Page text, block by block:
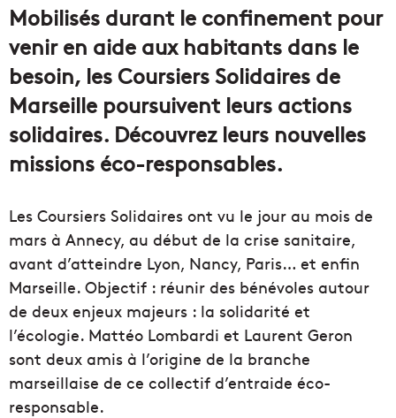
Mobilisés durant le confinement pour
venir en aide aux habitants dans le
besoin, les Coursiers Solidaires de
Marseille poursuivent leurs actions
solidaires. Découvrez leurs nouvelles
missions éco-responsables.
Les Coursiers Solidaires ont vu le jour au mois de
mars à Annecy, au début de la crise sanitaire,
avant d’atteindre Lyon, Nancy, Paris… et enfin
Marseille. Objectif : réunir des bénévoles autour
de deux enjeux majeurs : la solidarité et
l’écologie. Mattéo Lombardi et Laurent Geron
sont deux amis à l’origine de la branche
marseillaise de ce collectif d’entraide éco-
responsable.